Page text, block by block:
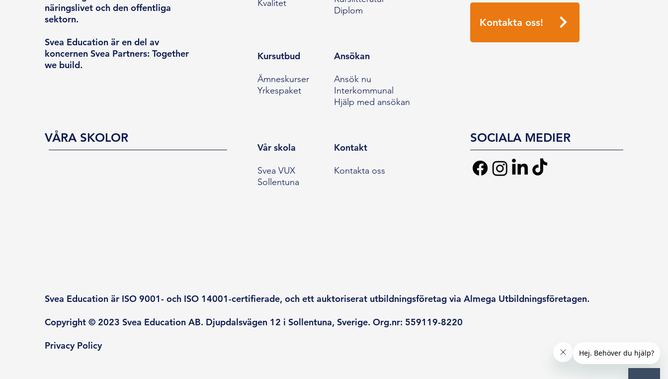
näringslivet och den offentliga
sektorn.
Svea Education är en del av
koncernen Svea Partners: Together
we build.
VÅRA SKOLOR
Kvalitet
Diplom
Kursutbud
Ämneskurser
Yrkespaket
Ansökan
Ansök nu
Interkommunal
Hjälp med ansökan
Vår skola
Svea VUX
Sollentuna
Kontakt
Kontakta oss
Kontakta oss!
SOCIALA MEDIER
Svea Education är ISO 9001- och ISO 14001-certifierade, och ett auktoriserat utbildningsföretag via Almega Utbildningsföretagen.
Copyright © 2023 Svea Education AB. Djupdalsvägen 12 i Sollentuna, Sverige. Org.nr: 559119-8220
Privacy Policy